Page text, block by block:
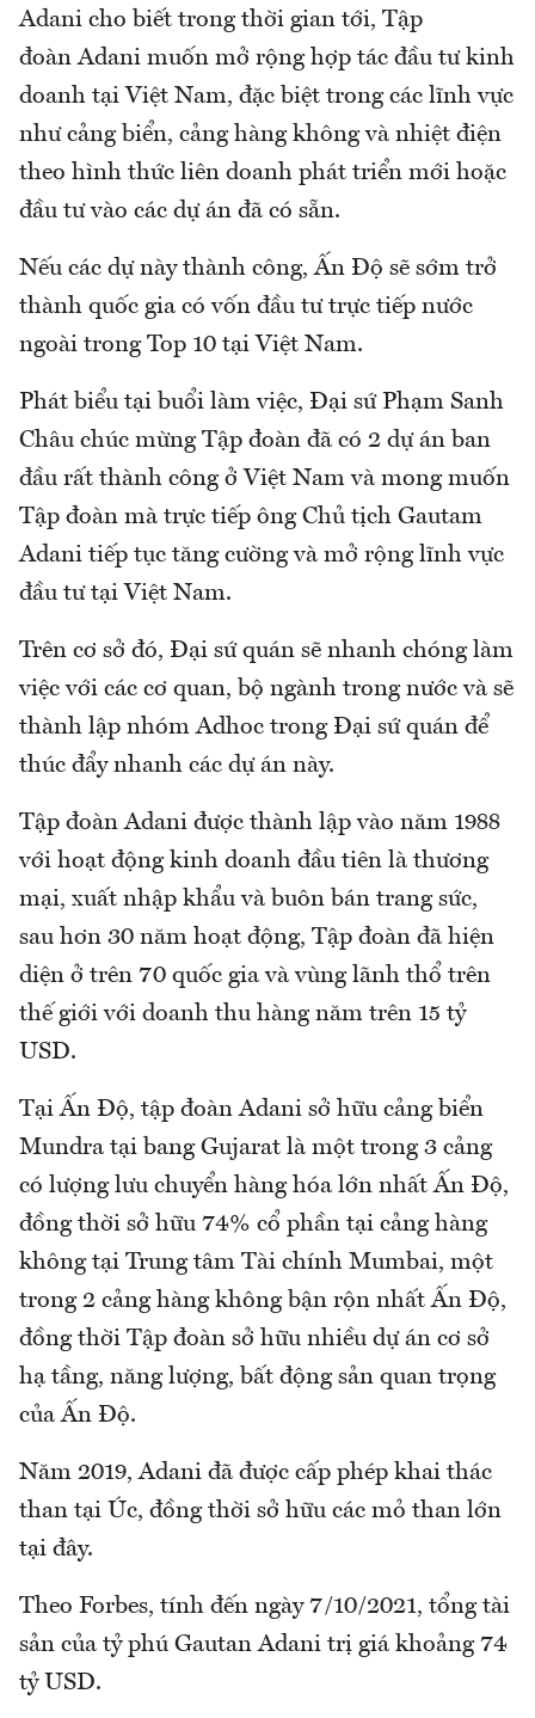
Adani cho biết trong thời gian tới, Tập
đoàn Adani muốn mở rộng hợp tác đầu tư kinh
doanh tại Việt Nam, đặc biệt trong các lĩnh vực
như cảng biển, cảng hàng không và nhiệt điện
theo hình thức liên doanh phát triển mới hoặc
đầu tư vào các dự án đã có sẵn.
Nếu các dự này thành công, Ấn Độ sẽ sớm trở
thành quốc gia có vốn đầu tư trực tiếp nước
ngoài trong Top 10 tại Việt Nam.
Phát biểu tại buổi làm việc, Đại sứ Phạm Sanh
Châu chúc mừng Tập đoàn đã có 2 dự án ban
đầu rất thành công ở Việt Nam và mong muốn
Tập đoàn mà trực tiếp ông Chủ tịch Gautam
Adani tiếp tục tăng cường và mở rộng lĩnh vực
đầu tư tại Việt Nam.
Trên cơ sở đó, Đại sứ quán sẽ nhanh chóng làm
việc với các cơ quan, bộ ngành trong nước và sẽ
thành lập nhóm Adhoc trong Đại sứ quán để
thúc đẩy nhanh các dự án này.
Tập đoàn Adani được thành lập vào năm 1988
với hoạt động kinh doanh đầu tiên là thương
mại, xuất nhập khẩu và buôn bán trang sức,
sau hơn 30 năm hoạt động, Tập đoàn đã hiện
diện ở trên 70 quốc gia và vùng lãnh thổ trên
thế giới với doanh thu hàng năm trên 15 tỷ
USD.
Tại Ấn Độ, tập đoàn Adani sở hữu cảng biển
Mundra tại bang Gujarat là một trong 3 cảng
có lượng lưu chuyển hàng hóa lớn nhất Ấn Độ,
đồng thời sở hữu 74% cổ phần tại cảng hàng
không tại Trung tâm Tài chính Mumbai, một
trong 2 cảng hàng không bận rộn nhất Ấn Độ,
đồng thời Tập đoàn sở hữu nhiều dự án cơ sở
hạ tầng, năng lượng, bất động sản quan trọng
của Ấn Độ.
Năm 2019, Adani đã được cấp phép khai thác
than tại Úc, đồng thời sở hữu các mỏ than lớn
tại đây.
Theo Forbes, tính đến ngày 7/10/2021, tổng tài
sản của tỷ phú Gautan Adani trị giá khoảng 74
tỷ USD.